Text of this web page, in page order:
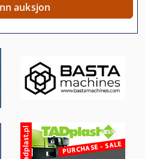
auksjon